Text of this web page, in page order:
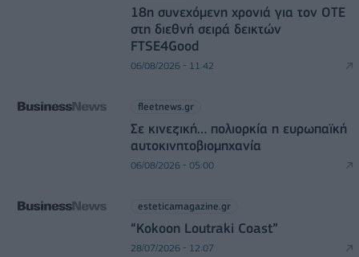
18η συνεχόμενη χρονιά για τον ΟΤΕ
στη διεθνή σειρά δεικτών
FTSE4Good
06/08/2026 - 11:42
fleetnews.gr
Σε κινεζική… πολιορκία η ευρωπαϊκή
αυτοκινητοβιομηχανία
06/08/2026 - 05:00
esteticamagazine.gr
“Kokoon Loutraki Coast”
28/07/2026 - 12:07